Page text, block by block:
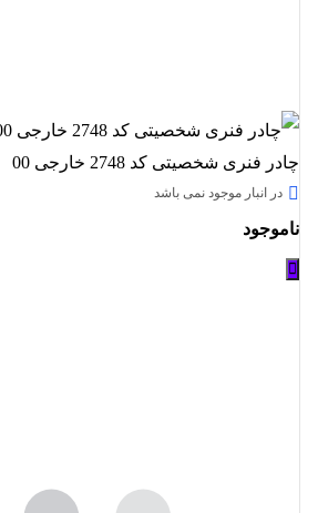
چادر فنری شخصیتی کد 2748 خارجی 00
در انبار موجود نمی باشد
ناموجود